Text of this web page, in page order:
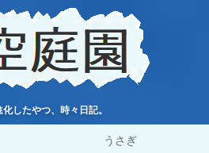
したやつ、時々日記。
うさぎ